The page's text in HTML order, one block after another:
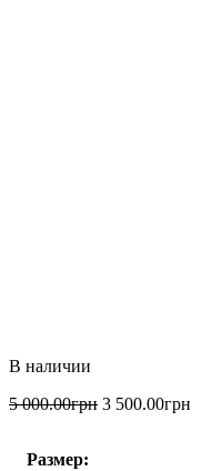
5 000.00грн 3 500.00грн
Размер: